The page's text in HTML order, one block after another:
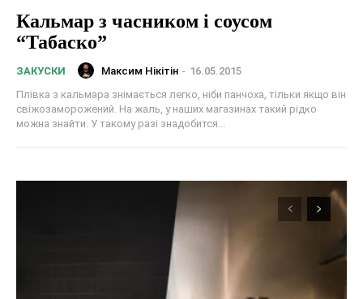
Кальмар з часником і соусом
“Табаско”
ЗАКУСКИ Максим Нікітін - 16.05.2015
Плівка з кальмара знімається легко, ніби панчоха, тільки якщо він
свіжозаморожений. На жаль, у наших магазинах такий рідко
можна знайти. У такому разі знадобится...